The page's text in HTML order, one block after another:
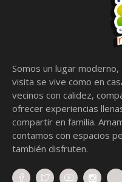
Somos un lugar
visita se vive como en
vecinos con calidez,
ofrecer experiencias
compartir en familia.
contamos con espacios
también disfruten.